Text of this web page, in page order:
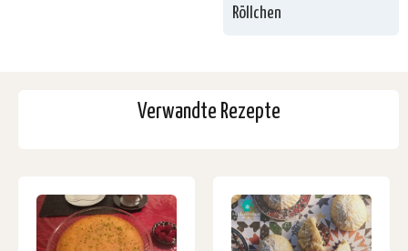
Röllchen
Verwandte Rezepte